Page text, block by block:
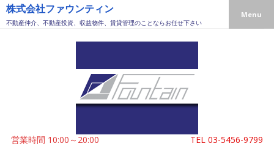
株式会社ファウンティン
不動産仲介、不動産投資、収益物件、賃貸管理のことならお任せ下さい
営業時間 10:00～20:00 TEL 03-5456-9799
Menu